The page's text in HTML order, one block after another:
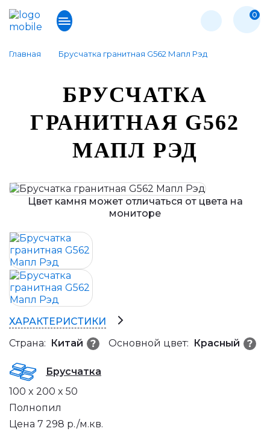
0
Главная Брусчатка гранитная G562 Мапл Рэд
БРУСЧАТКА
ГРАНИТНАЯ G562
МАПЛ РЭД
Цвет камня может отличаться от цвета на
мониторе
ХАРАКТЕРИСТИКИ
Страна: Китай ? Основной цвет: Красный ?
Брусчатка
100 x 200 x 50
Полнопил
Цена 7 298 р./м.кв.